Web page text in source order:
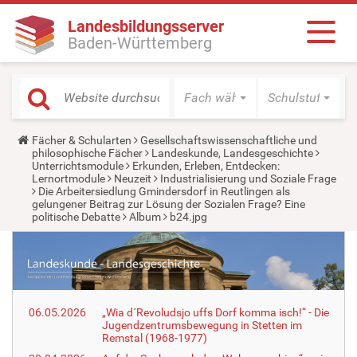
Landesbildungsserver
Baden-Württemberg
Fach wählen Schulstufe
Y
o
u
a
r
e
h
e
:
Fächer & Schularten
Gesellschaftswissenschaftliche und
philosophische Fächer
Landeskunde, Landesgeschichte
Unterrichtsmodule
Erkunden, Erleben, Entdecken:
Lernortmodule
Neuzeit
Industrialisierung und Soziale Frage
Die Arbeitersiedlung Gmindersdorf in Reutlingen als
gelungener Beitrag zur Lösung der Sozialen Frage? Eine
politische Debatte
Album b24.jpg
06.05.2026
„Wia d´Revoludsjo uffs Dorf komma isch!“ - Die
Jugendzentrumsbewegung in Stetten im
Remstal (1968-1977)